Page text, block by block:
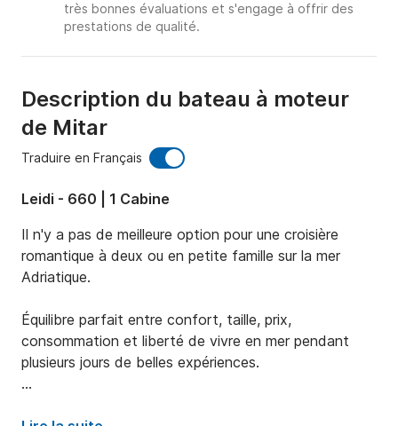
très bonnes évaluations et s'engage à offrir des
prestations de qualité.
Description du bateau à moteur
de Mitar
Traduire en Français
Leidi - 660 | 1 Cabine
Il n'y a pas de meilleure option pour une croisière
romantique à deux ou en petite famille sur la mer
Adriatique.
Équilibre parfait entre confort, taille, prix,
consommation et liberté de vivre en mer pendant
plusieurs jours de belles expériences.